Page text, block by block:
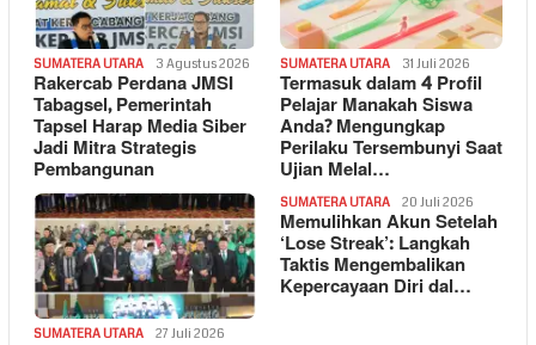
SUMATERA UTARA 3 Agustus 2026
Rakercab Perdana JMSI
Tabagsel, Pemerintah
Tapsel Harap Media Siber
Jadi Mitra Strategis
Pembangunan
SUMATERA UTARA 31 Juli 2026
Termasuk dalam 4 Profil
Pelajar Manakah Siswa
Anda? Mengungkap
Perilaku Tersembunyi Saat
Ujian Melal…
SUMATERA UTARA 27 Juli 2026
SUMATERA UTARA 20 Juli 2026
Memulihkan Akun Setelah
‘Lose Streak’: Langkah
Taktis Mengembalikan
Kepercayaan Diri dal…